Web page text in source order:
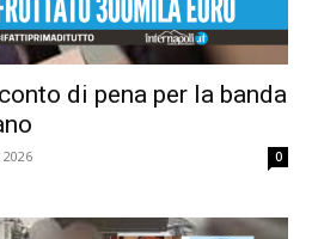
di pena per la banda
0